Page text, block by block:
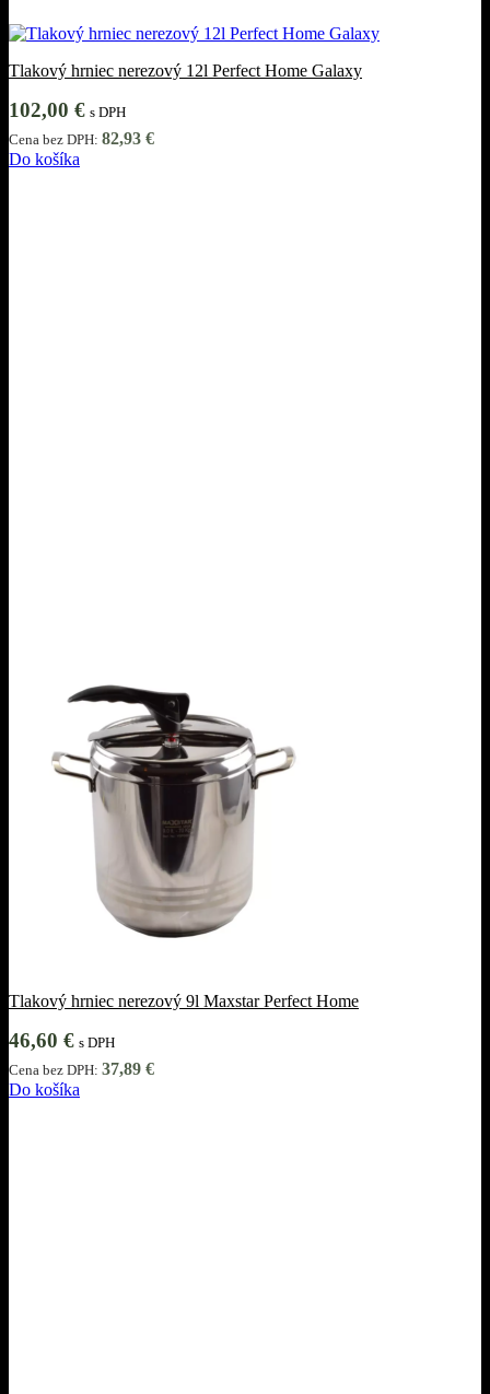
Tlakový hrniec nerezový 12l Perfect Home Galaxy
102,00 € s DPH
Cena bez DPH: 82,93 €
Do košíka
Tlakový hrniec nerezový 9l Maxstar Perfect Home
46,60 € s DPH
Cena bez DPH: 37,89 €
Do košíka